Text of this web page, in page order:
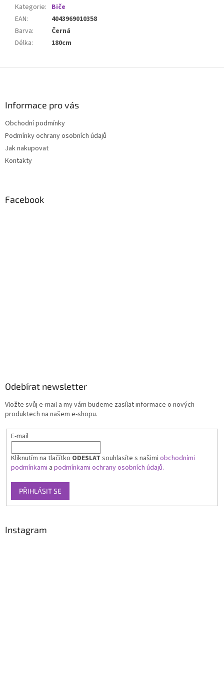
Kategorie: Biče
EAN:
4043969010358
Barva:
Černá
Délka: 180cm
Informace pro vás
Obchodní podmínky
Podmínky ochrany osobních údajů
Jak nakupovat
Kontakty
Facebook
Odebírat newsletter
Vložte svůj e-mail a my vám budeme zasílat informace o nových
produktech na našem e-shopu.
E-mail
Kliknutím na tlačítko ODESLAT souhlasíte s našimi obchodními
podmínkami a podmínkami ochrany osobních údajů.
PŘIHLÁSIT SE
Instagram